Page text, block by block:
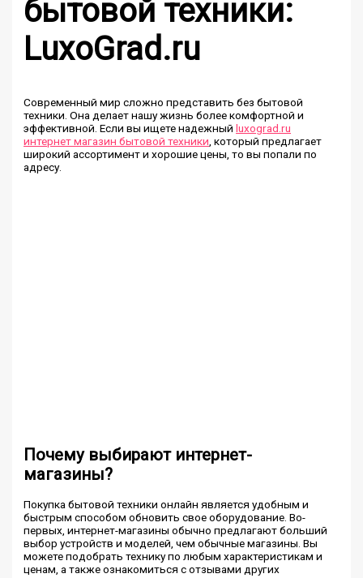
бытовой техники:
LuxoGrad.ru
Современный мир сложно представить без бытовой
техники. Она делает нашу жизнь более комфортной и
эффективной. Если вы ищете надежныйluxograd.ru
интернет магазин бытовой техники , который предлагает
широкий ассортимент и хорошие цены, то вы попали по
адресу.
Почему выбирают интернет-
магазины?
Покупка бытовой техники онлайн является удобным и
быстрым способом обновить свое оборудование. Во-
первых, интернет-магазины обычно предлагают больший
выбор устройств и моделей, чем обычные магазины. Вы
можете подобрать технику по любым характеристикам и
ценам, а также ознакомиться с отзывами других